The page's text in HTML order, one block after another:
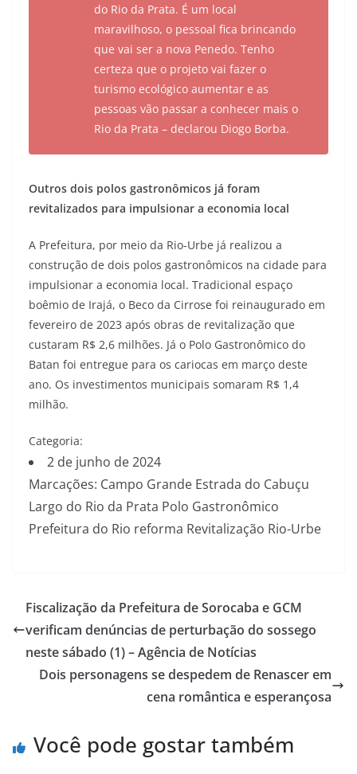
do Rio da Prata. É um local
maravilhoso, o pessoal fica brincando
que vai ser a nova Penedo. Tenho
certeza que o projeto vai fazer o
turismo ecológico aumentar e as
pessoas vão passar a conhecer mais o
Rio da Prata – declarou Diogo Borba.
Outros dois polos gastronômicos já foram
revitalizados para impulsionar a economia local
A Prefeitura, por meio da Rio-Urbe já realizou a
construção de dois polos gastronômicos na cidade para
impulsionar a economia local. Tradicional espaço
boêmio de Irajá, o Beco da Cirrose foi reinaugurado em
fevereiro de 2023 após obras de revitalização que
custaram R$ 2,6 milhões. Já o Polo Gastronômico do
Batan foi entregue para os cariocas em março deste
ano. Os investimentos municipais somaram R$ 1,4
milhão.
Categoria:
2 de junho de 2024
Marcações: Campo Grande Estrada do Cabuçu
Largo do Rio da Prata Polo Gastronômico
Prefeitura do Rio reforma Revitalização Rio-Urbe
Fiscalização da Prefeitura de Sorocaba e GCM
verificam denúncias de perturbação do sossego
neste sábado (1) – Agência de Notícias
Dois personagens se despedem de Renascer em
cena romântica e esperançosa
Você pode gostar também